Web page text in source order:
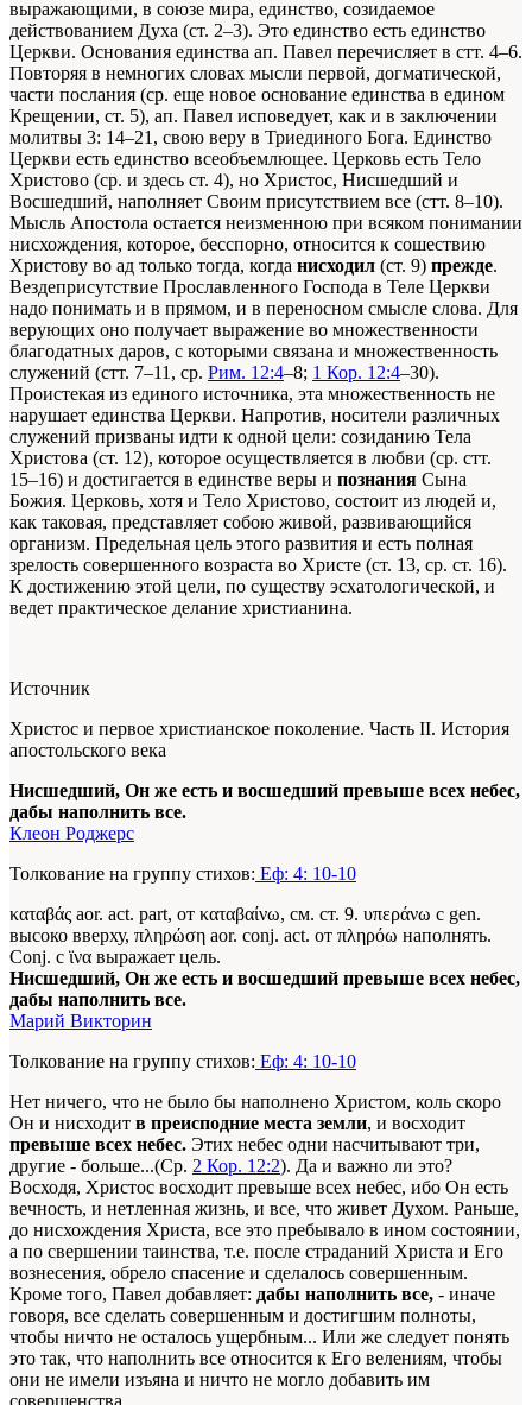
выражающими, в союзе мира, единство, созидаемое
действованием Духа (ст. 2–3). Это единство есть единство
Церкви. Основания единства ап. Павел перечисляет в стт. 4–6.
Повторяя в немногих словах мысли первой, догматической,
части послания (ср. еще новое основание единства в едином
Крещении, ст. 5), ап. Павел исповедует, как и в заключении
молитвы 3: 14–21, свою веру в Триединого Бога. Единство
Церкви есть единство всеобъемлющее. Церковь есть Тело
Христово (ср. и здесь ст. 4), но Христос, Нисшедший и
Восшедший, наполняет Своим присутствием все (стт. 8–10).
Мысль Апостола остается неизменною при всяком понимании
нисхождения, которое, бесспорно, относится к сошествию
Христову во ад только тогда, когда нисходил (ст. 9) прежде.
Вездеприсутствие Прославленного Господа в Теле Церкви
надо понимать и в прямом, и в переносном смысле слова. Для
верующих оно получает выражение во множественности
благодатных даров, с которыми связана и множественность
служений (стт. 7–11, ср. Рим. 12:4–8; 1 Кор. 12:4–30).
Проистекая из единого источника, эта множественность не
нарушает единства Церкви. Напротив, носители различных
служений призваны идти к одной цели: созиданию Тела
Христова (ст. 12), которое осуществляется в любви (ср. стт.
15–16) и достигается в единстве веры и познания Сына
Божия. Церковь, хотя и Тело Христово, состоит из людей и,
как таковая, представляет собою живой, развивающийся
организм. Предельная цель этого развития и есть полная
зрелость совершенного возраста во Христе (ст. 13, ср. ст. 16).
К достижению этой цели, по существу эсхатологической, и
ведет практическое делание христианина.
Источник
Христос и первое христианское поколение. Часть II. История
апостольского века
Нисшедший, Он же есть и восшедший превыше всех небес,
дабы наполнить все.
Клеон Роджерс
Толкование на группу стихов: Еф: 4: 10-10
καταβάς aor. act. part, от καταβαίνω, см. ст. 9. υπεράνω с gen.
высоко вверху, πληρώση aor. conj. act. от πληρόω наполнять.
Conj. с ϊνα выражает цель.
Нисшедший, Он же есть и восшедший превыше всех небес,
дабы наполнить все.
Марий Викторин
Толкование на группу стихов: Еф: 4: 10-10
Нет ничего, что не было бы наполнено Христом, коль скоро
Он и нисходит в преисподние места земли, и восходит
превыше всех небес. Этих небес одни насчитывают три,
другие - больше...(Ср. 2 Кор. 12:2). Да и важно ли это?
Восходя, Христос восходит превыше всех небес, ибо Он есть
вечность, и нетленная жизнь, и все, что живет Духом. Раньше,
до нисхождения Христа, все это пребывало в ином состоянии,
а по свершении таинства, т.е. после страданий Христа и Его
вознесения, обрело спасение и сделалось совершенным.
Кроме того, Павел добавляет: дабы наполнить все, - иначе
говоря, все сделать совершенным и достигшим полноты,
чтобы ничто не осталось ущербным... Или же следует понять
это так, что наполнить все относится к Его велениям, чтобы
они не имели изъяна и ничто не могло добавить им
совершенства.